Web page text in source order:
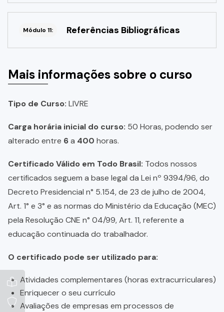
Módulo 11: Referências Bibliográficas
Mais informações sobre o curso
Tipo de Curso: LIVRE
Carga horária inicial do curso: 50 Horas, podendo ser
alterado entre 6a 400 horas.
Certificado Válido em Todo Brasil: Todos nossos
certificados seguem a base legal da Lei nº 9394/96, do
Decreto Presidencial n° 5.154, de 23 de julho de 2004,
Art. 1° e 3° e as normas do Ministério da Educação (MEC)
pela Resolução CNE n° 04/99, Art. 11, referente a
educação continuada do trabalhador.
O certificado pode ser utilizado para:
Atividades complementares (horas extracurriculares)
Enriquecer o seu currículo
Avaliações de empresas em processos de